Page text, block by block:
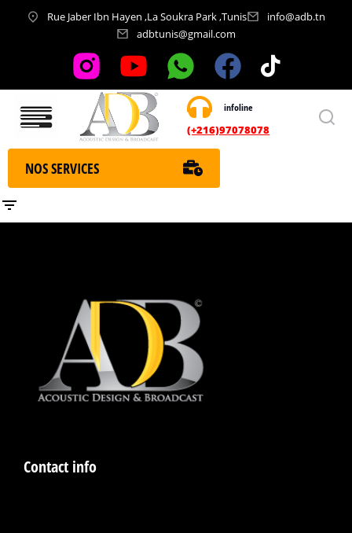
Rue Jaber Ibn Hayen ,La Soukra Park ,Tunis
info@adb.tn
adbtunis@gmail.com
infoline
(+216)97078078
Nos services
NOS SERVICES
Contact info